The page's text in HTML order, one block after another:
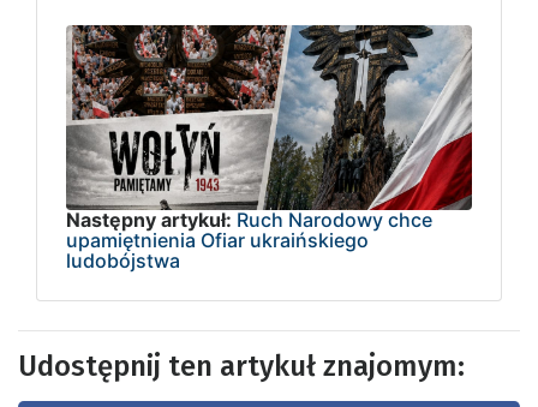
Następny artykuł: Ruch Narodowy chce
upamiętnienia Ofiar ukraińskiego
ludobójstwa
Udostępnij ten artykuł znajomym: